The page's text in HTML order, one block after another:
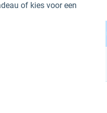
of kies voor een